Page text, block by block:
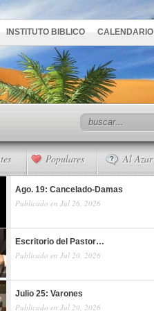
INSTITUTO BIBLICO CALENDARIO
Populares Al Azar
Ago. 19: Cancelado-Damas
Publicado en Jul 26, 2026
Escritorio del Pastor…
Publicado en Jul 20, 2026
Julio 25: Varones
Publicado en Jul 20, 2026